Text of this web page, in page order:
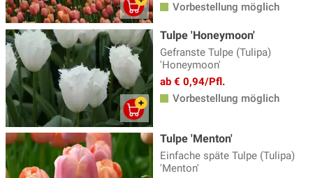
Vorbestellung möglich
Tulpe 'Honeymoon'
Gefranste Tulpe (Tulipa)
'Honeymoon'
ab € 0,94/Pfl.
Vorbestellung möglich
Tulpe 'Menton'
Einfache späte Tulpe (Tulipa)
'Menton'